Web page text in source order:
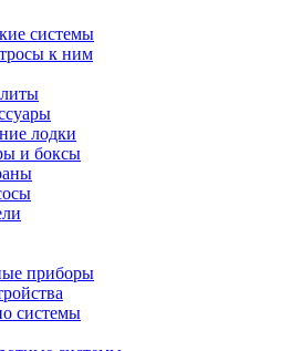
системы
к ним
лодки
и боксы
приборы
системы